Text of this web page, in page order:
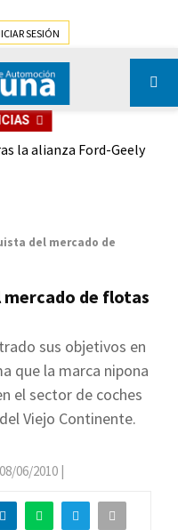
SESIÓN
la alianza Ford-Geely
del mercado de
mercado de flotas
sus objetivos en
que la marca nipona
el sector de coches
Viejo Continente.
08/06/2010 |